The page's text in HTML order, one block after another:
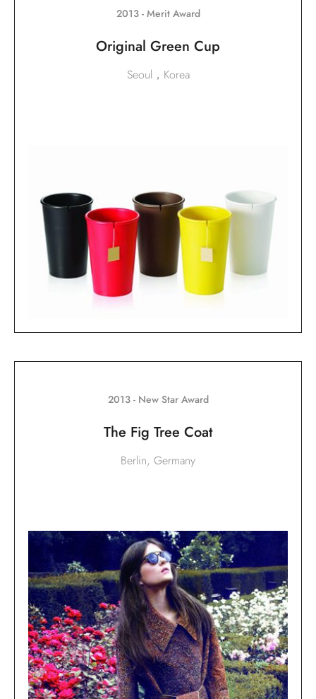
2013 - Merit Award
Original Green Cup
Seoul，Korea
2013 - New Star Award
The Fig Tree Coat
Berlin, Germany